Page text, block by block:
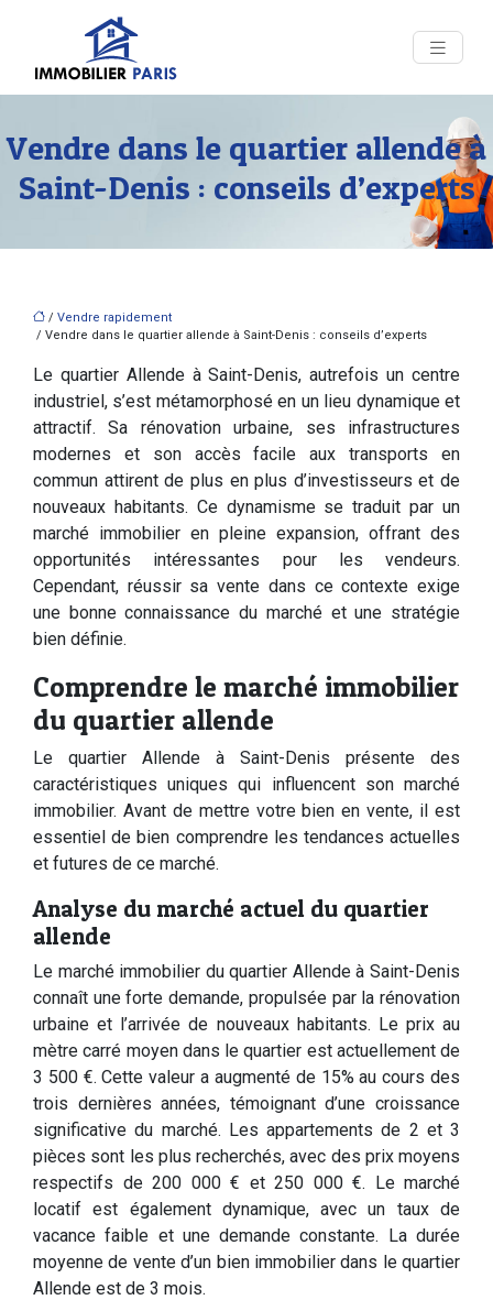
Vendre dans le quartier allende à
Saint-Denis : conseils d’experts
/ Vendre rapidement
/ Vendre dans le quartier allende à Saint-Denis : conseils d’experts
Le quartier Allende à Saint-Denis, autrefois un centre
industriel, s’est métamorphosé en un lieu dynamique et
attractif. Sa rénovation urbaine, ses infrastructures
modernes et son accès facile aux transports en
commun attirent de plus en plus d’investisseurs et de
nouveaux habitants. Ce dynamisme se traduit par un
marché immobilier en pleine expansion, offrant des
opportunités intéressantes pour les vendeurs.
Cependant, réussir sa vente dans ce contexte exige
une bonne connaissance du marché et une stratégie
bien définie.
Comprendre le marché immobilier
du quartier allende
Le quartier Allende à Saint-Denis présente des
caractéristiques uniques qui influencent son marché
immobilier. Avant de mettre votre bien en vente, il est
essentiel de bien comprendre les tendances actuelles
et futures de ce marché.
Analyse du marché actuel du quartier
allende
Le marché immobilier du quartier Allende à Saint-Denis
connaît une forte demande, propulsée par la rénovation
urbaine et l’arrivée de nouveaux habitants. Le prix au
mètre carré moyen dans le quartier est actuellement de
3 500 €. Cette valeur a augmenté de 15% au cours des
trois dernières années, témoignant d’une croissance
significative du marché. Les appartements de 2 et 3
pièces sont les plus recherchés, avec des prix moyens
respectifs de 200 000 € et 250 000 €. Le marché
locatif est également dynamique, avec un taux de
vacance faible et une demande constante. La durée
moyenne de vente d’un bien immobilier dans le quartier
Allende est de 3 mois.